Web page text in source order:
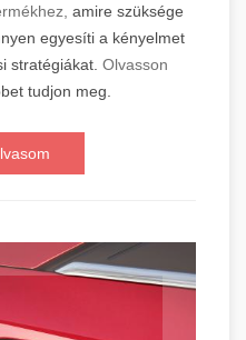
amire szüksége
egyesíti a kényelmet
stratégiákat. Olvasson
tudjon meg.